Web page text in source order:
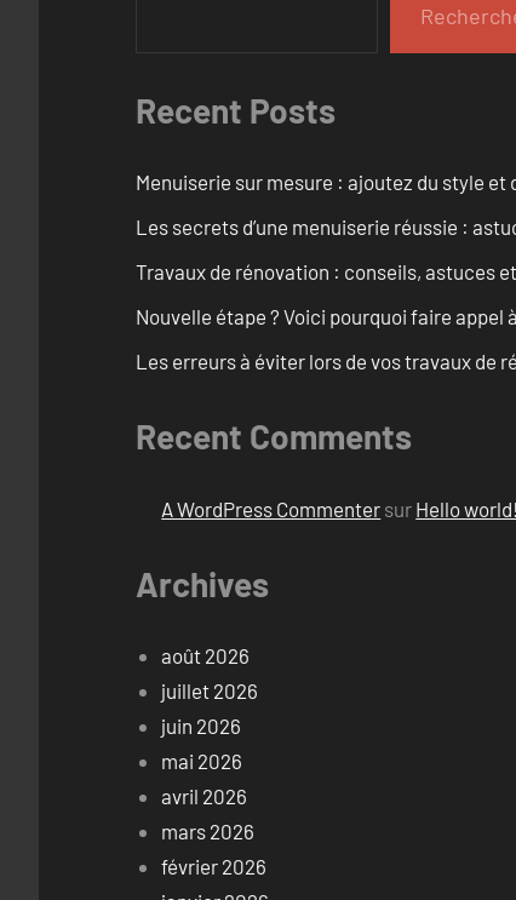
Recent Posts
Menuiserie sur mesure : ajoutez du style
Les secrets d’une menuiserie réussie :
Travaux de rénovation : conseils, astuces
Nouvelle étape ? Voici pourquoi faire appel
Les erreurs à éviter lors de vos travaux de
Recent Comments
A WordPress Commenter sur Hello world!
Archives
août 2026
juillet 2026
juin 2026
mai 2026
avril 2026
mars 2026
février 2026